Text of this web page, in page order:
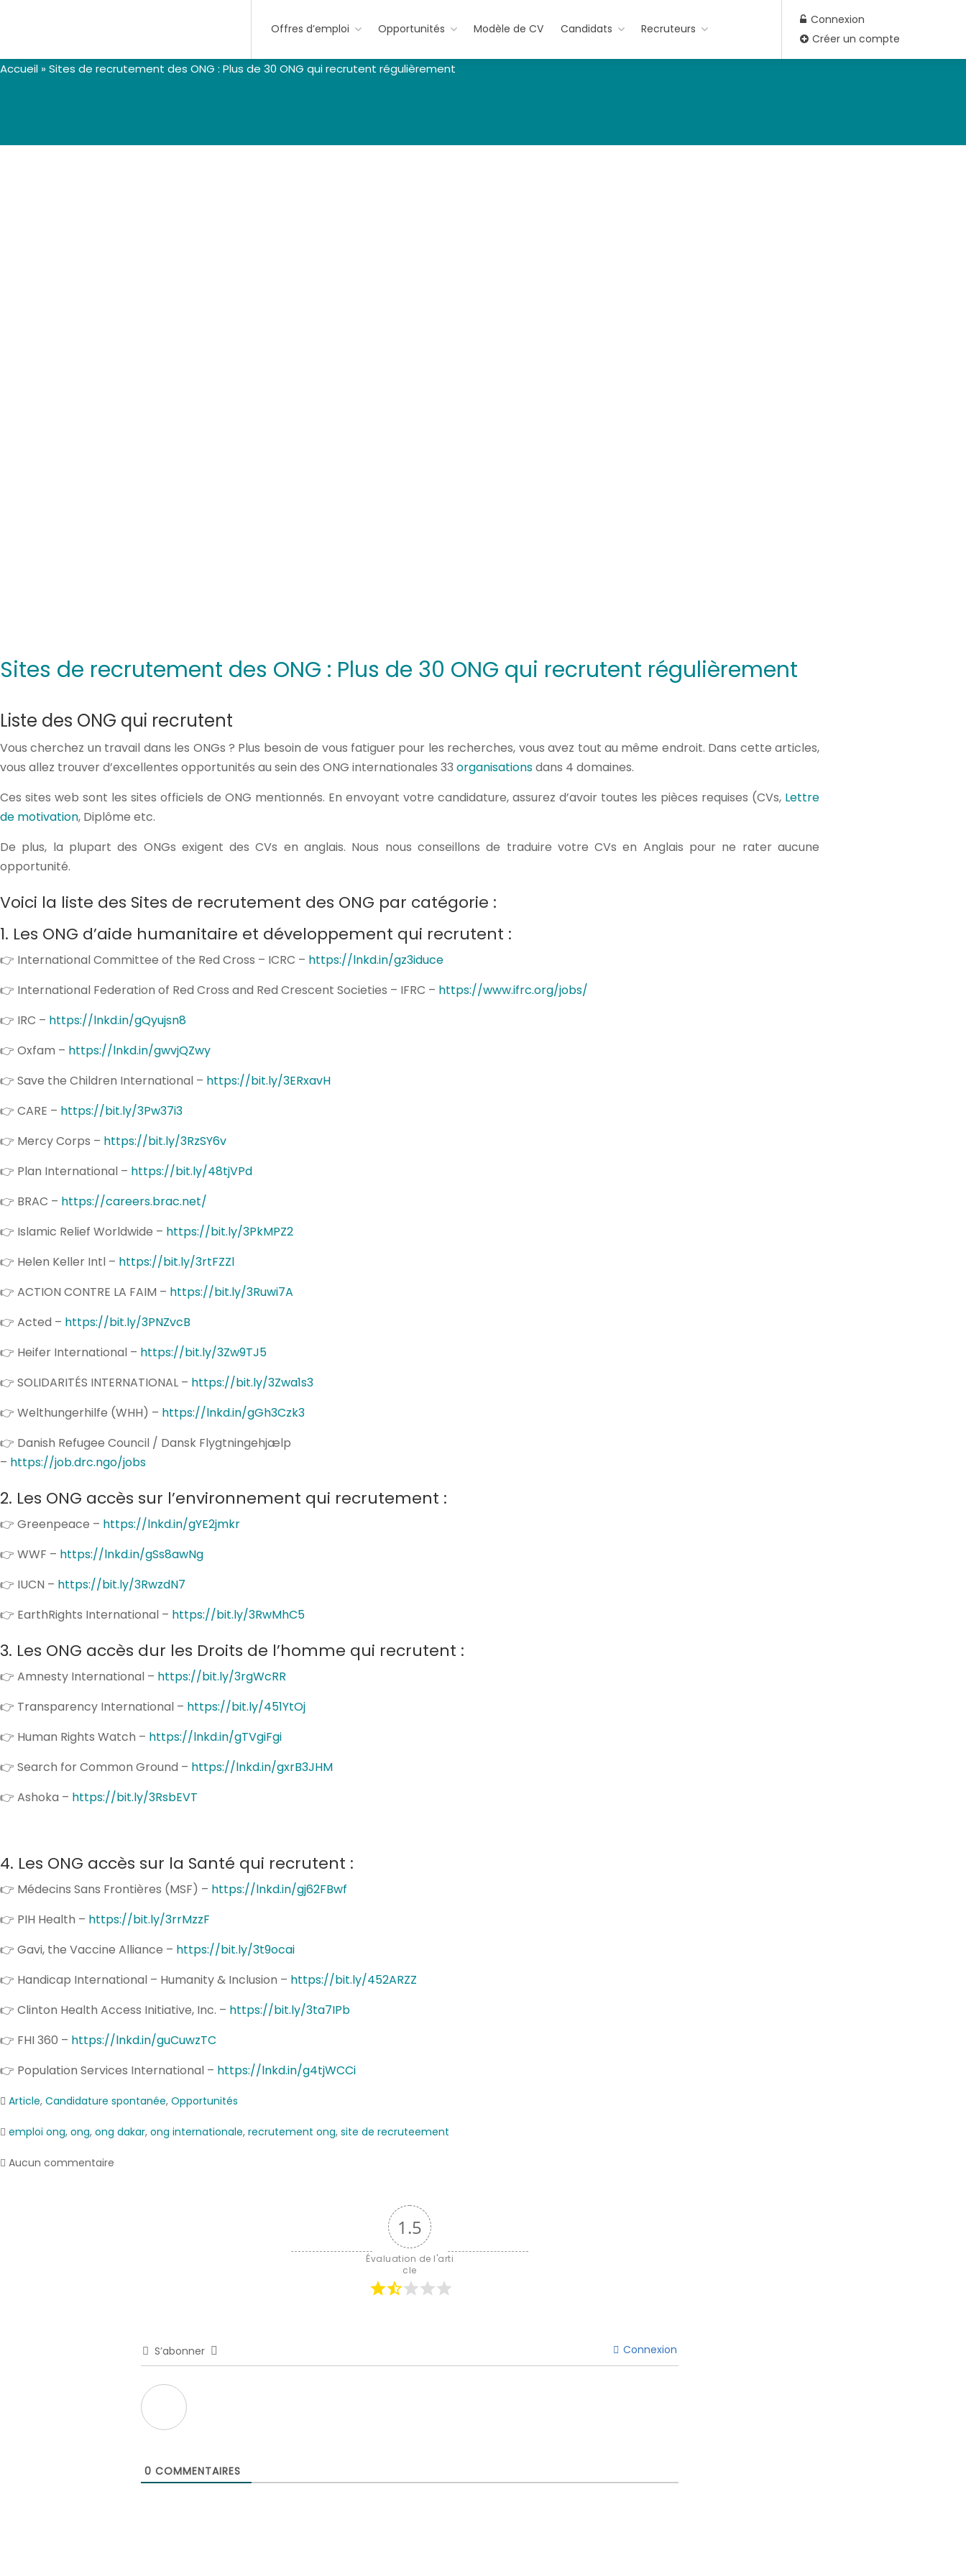
Offres d’emploi Opportunités Modèle de CV Candidats Recruteurs
Connexion
Créer un compte
Accueil »Sites de recrutement des ONG : Plus de 30 ONG qui recrutent régulièrement
Sites de recrutement des ONG : Plus de 30 ONG qui recrutent régulièrement
Liste des ONG qui recrutent
Vous cherchez un travail dans les ONGs ? Plus besoin de vous fatiguer pour les recherches, vous avez tout au même endroit. Dans cette articles,
vous allez trouver d’excellentes opportunités au sein des ONG internationales 33 organisationsdans 4 domaines.
Ces sites web sont les sites officiels de ONG mentionnés. En envoyant votre candidature, assurez d’avoir toutes les pièces requises (CVs, Lettre
de motivation, Diplôme etc.
De plus, la plupart des ONGs exigent des CVs en anglais. Nous nous conseillons de traduire votre CVs en Anglais pour ne rater aucune
opportunité.
Voici la liste des Sites de recrutement des ONG par catégorie :
1. Les ONG d’aide humanitaire et développement qui recrutent :
👉 International Committee of the Red Cross – ICRC – https://lnkd.in/gz3iduce
👉 International Federation of Red Cross and Red Crescent Societies – IFRC – https://www.ifrc.org/jobs/
👉 IRC – https://lnkd.in/gQyujsn8
👉 Oxfam – https://lnkd.in/gwvjQZwy
👉 Save the Children International – https://bit.ly/3ERxavH
👉 CARE – https://bit.ly/3Pw37i3
👉 Mercy Corps – https://bit.ly/3RzSY6v
👉 Plan International – https://bit.ly/48tjVPd
👉 BRAC – https://careers.brac.net/
👉 Islamic Relief Worldwide – https://bit.ly/3PkMPZ2
👉 Helen Keller Intl – https://bit.ly/3rtFZZl
👉 ACTION CONTRE LA FAIM – https://bit.ly/3Ruwi7A
👉 Acted – https://bit.ly/3PNZvcB
👉 Heifer International – https://bit.ly/3Zw9TJ5
👉 SOLIDARITÉS INTERNATIONAL – https://bit.ly/3Zwa1s3
👉 Welthungerhilfe (WHH) – https://lnkd.in/gGh3Czk3
👉 Danish Refugee Council / Dansk Flygtningehjælp
– https://job.drc.ngo/jobs
2. Les ONG accès sur l’environnement qui recrutement :
👉 Greenpeace – https://lnkd.in/gYE2jmkr
👉 WWF – https://lnkd.in/gSs8awNg
👉 IUCN – https://bit.ly/3RwzdN7
👉 EarthRights International – https://bit.ly/3RwMhC5
3. Les ONG accès dur les Droits de l’homme qui recrutent :
👉 Amnesty International – https://bit.ly/3rgWcRR
👉 Transparency International – https://bit.ly/451YtOj
👉 Human Rights Watch – https://lnkd.in/gTVgiFgi
👉 Search for Common Ground – https://lnkd.in/gxrB3JHM
👉 Ashoka – https://bit.ly/3RsbEVT
4. Les ONG accès sur la Santé qui recrutent :
👉 Médecins Sans Frontières (MSF) – https://lnkd.in/gj62FBwf
👉 PIH Health – https://bit.ly/3rrMzzF
👉 Gavi, the Vaccine Alliance – https://bit.ly/3t9ocai
👉 Handicap International – Humanity & Inclusion – https://bit.ly/452ARZZ
👉 Clinton Health Access Initiative, Inc. – https://bit.ly/3ta7IPb
👉 FHI 360 – https://lnkd.in/guCuwzTC
👉 Population Services International – https://lnkd.in/g4tjWCCi
Article, Candidature spontanée, Opportunités
emploi ong, ong, ong dakar, ong internationale, recrutement ong, site de recruteement
Aucun commentaire
1.5
Évaluation de l'arti
cle
S’abonner Connexion
0 COMMENTAIRES